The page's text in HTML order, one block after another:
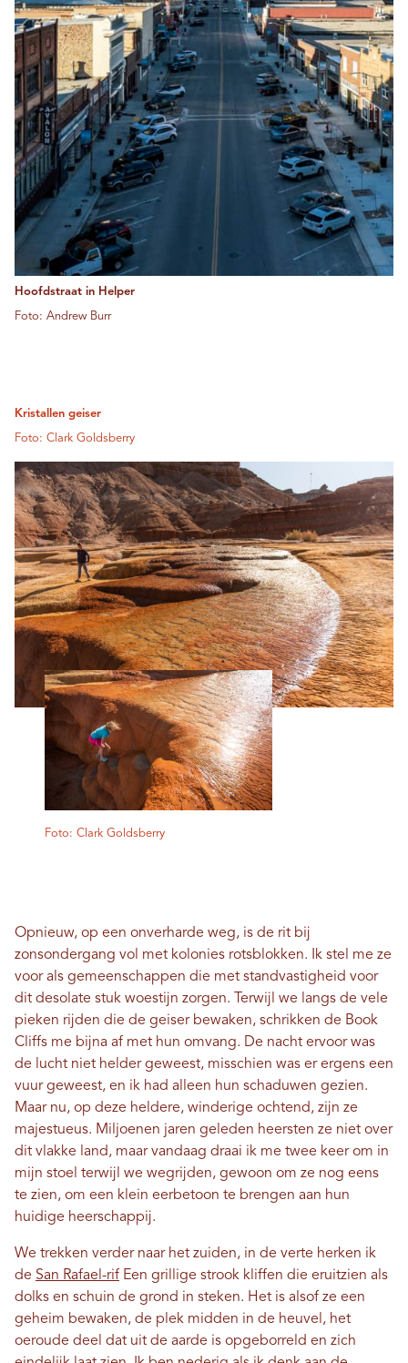
Hoofdstraat in Helper
Foto: Andrew Burr
Foto: Clark Goldsberry
Kristallen geiser
Foto: Clark Goldsberry
Opnieuw, op een onverharde weg, is de rit bij
zonsondergang vol met kolonies rotsblokken. Ik stel me ze
voor als gemeenschappen die met standvastigheid voor
dit desolate stuk woestijn zorgen. Terwijl we langs de vele
pieken rijden die de geiser bewaken, schrikken de Book
Cliffs me bijna af met hun omvang. De nacht ervoor was
de lucht niet helder geweest, misschien was er ergens een
vuur geweest, en ik had alleen hun schaduwen gezien.
Maar nu, op deze heldere, winderige ochtend, zijn ze
majestueus. Miljoenen jaren geleden heersten ze niet over
dit vlakke land, maar vandaag draai ik me twee keer om in
mijn stoel terwijl we wegrijden, gewoon om ze nog eens
te zien, om een ​​klein eerbetoon te brengen aan hun
huidige heerschappij.
We trekken verder naar het zuiden, in de verte herken ik
de San Rafael-rif Een grillige strook kliffen die eruitzien als
dolks en schuin de grond in steken. Het is alsof ze een
geheim bewaken, de plek midden in de heuvel, het
oeroude deel dat uit de aarde is opgeborreld en zich